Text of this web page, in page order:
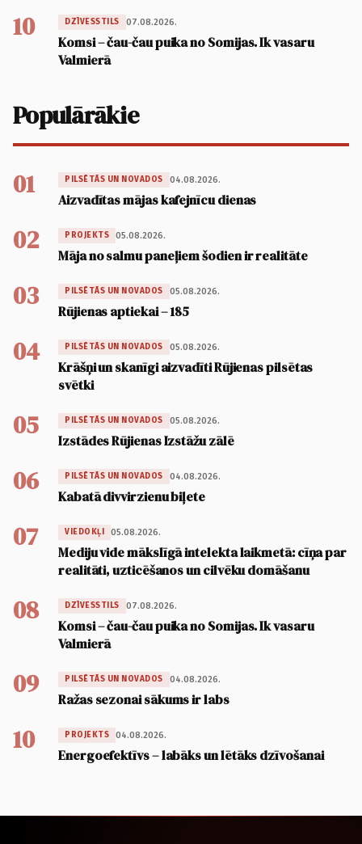
10 DZĪVESSTILS 07.08.2026.
Komsi – čau-čau puika no Somijas. Ik vasaru
Valmierā
Populārākie
01 PILSĒTĀS UN NOVADOS 04.08.2026.
Aizvadītas mājas kafejnīcu dienas
02 PROJEKTS 05.08.2026.
Māja no salmu paneļiem šodien ir realitāte
03 PILSĒTĀS UN NOVADOS 05.08.2026.
Rūjienas aptiekai – 185
04 PILSĒTĀS UN NOVADOS 05.08.2026.
Krāšņi un skanīgi aizvadīti Rūjienas pilsētas
svētki
05 PILSĒTĀS UN NOVADOS 05.08.2026.
Izstādes Rūjienas Izstāžu zālē
06 PILSĒTĀS UN NOVADOS 04.08.2026.
Kabatā divvirzienu biļete
07 VIEDOKĻI 05.08.2026.
Mediju vide mākslīgā intelekta laikmetā: cīņa par
realitāti, uzticēšanos un cilvēku domāšanu
08 DZĪVESSTILS 07.08.2026.
Komsi – čau-čau puika no Somijas. Ik vasaru
Valmierā
09 PILSĒTĀS UN NOVADOS 04.08.2026.
Ražas sezonai sākums ir labs
10 PROJEKTS 04.08.2026.
Energoefektīvs – labāks un lētāks dzīvošanai